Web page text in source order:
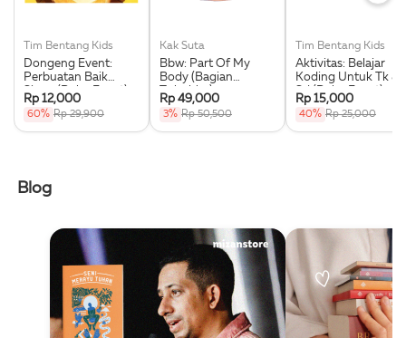
Tim Bentang Kids
Dongeng Event:
Perbuatan Baik
Singa (Buku Event)
Rp 12,000
60% Rp 29,900
Kak Suta
Bbw: Part Of My
Body (Bagian
Tubuhku)
Boardbook Bbw
2022
Rp 49,000
3% Rp 50,500
Tim Bentang Kids
Aktivitas: Belajar
Koding Untuk Tk &
Sd (Buku Event)
Rp 15,000
40% Rp 25,000
Blog